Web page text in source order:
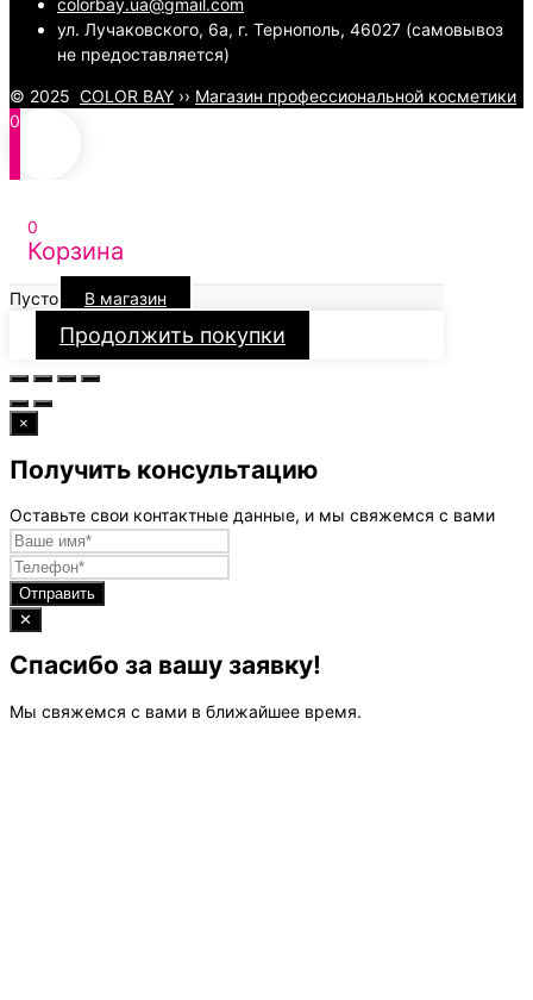
colorbay.ua@gmail.com
ул. Лучаковского, 6а, г. Тернополь, 46027 (самовывоз
не предоставляется)
© 2025 COLOR BAY ›› Магазин профессиональной косметики
0
0
Корзина
Пусто В магазин
Продолжить покупки
×
Получить консультацию
Оставьте свои контактные данные, и мы свяжемся с вами
Отправить
✕
Спасибо за вашу заявку!
Мы свяжемся с вами в ближайшее время.